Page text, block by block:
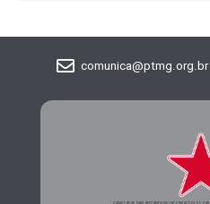
comunica@ptmg.org.br
CADASTRE-SE PARA RECEBER MAIS INFORMAÇÕES DO